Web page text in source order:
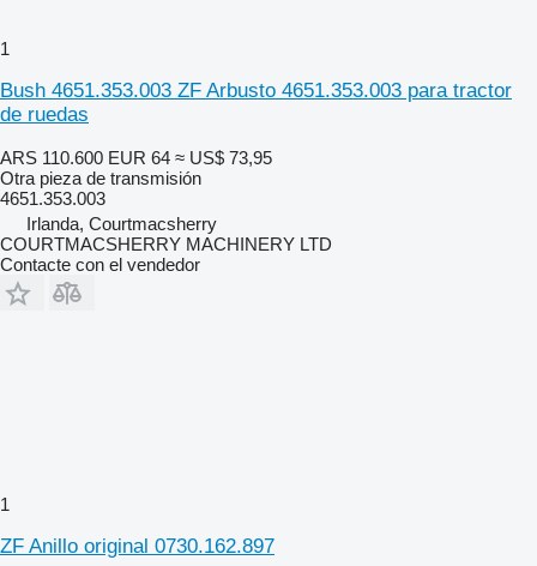
1
Bush 4651.353.003 ZF Arbusto 4651.353.003 para tractor
de ruedas
ARS 110.600 EUR 64 ≈ US$ 73,95
Otra pieza de transmisión
4651.353.003
Irlanda, Courtmacsherry
COURTMACSHERRY MACHINERY LTD
Contacte con el vendedor
1
ZF Anillo original 0730.162.897